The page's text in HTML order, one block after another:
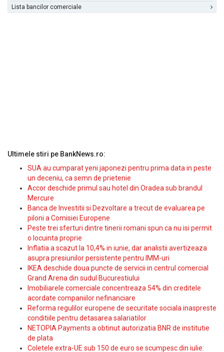
Lista bancilor comerciale
Ultimele stiri pe BankNews.ro:
SUA au cumparat yeni japonezi pentru prima data in peste
un deceniu, ca semn de prietenie
Accor deschide primul sau hotel din Oradea sub brandul
Mercure
Banca de Investitii si Dezvoltare a trecut de evaluarea pe
piloni a Comisiei Europene
Peste trei sferturi dintre tinerii romani spun ca nu isi permit
o locuinta proprie
Inflatia a scazut la 10,4% in iunie, dar analistii avertizeaza
asupra presiunilor persistente pentru IMM-uri
IKEA deschide doua puncte de servicii in centrul comercial
Grand Arena din sudul Bucurestiului
Imobiliarele comerciale concentreaza 54% din creditele
acordate companiilor nefinanciare
Reforma regulilor europene de securitate sociala inaspreste
conditiile pentru detasarea salariatilor
NETOPIA Payments a obtinut autorizatia BNR de institutie
de plata
Coletele extra-UE sub 150 de euro se scumpesc din iulie: